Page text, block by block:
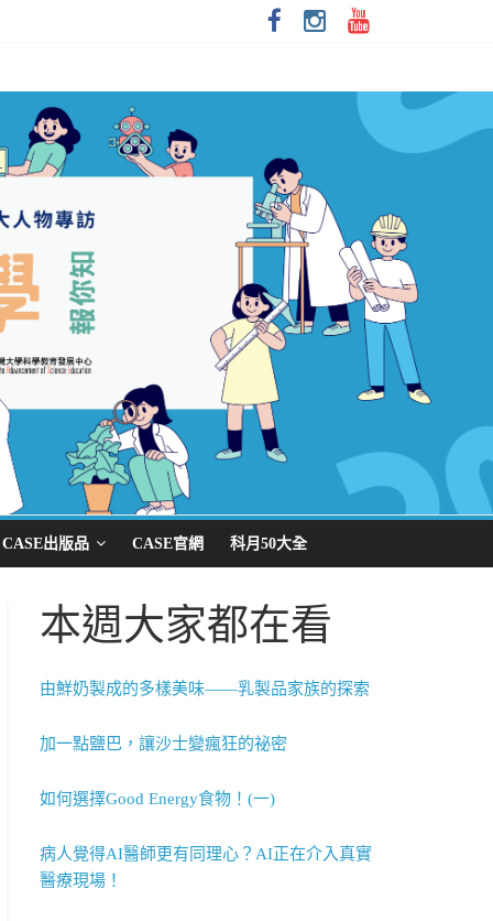
CASE出版品 CASE官網 科月50大全
本週大家都在看
由鮮奶製成的多樣美味——乳製品家族的探索
加一點鹽巴，讓沙士變瘋狂的祕密
如何選擇Good Energy食物！(一)
病人覺得AI醫師更有同理心？AI正在介入真實
醫療現場！